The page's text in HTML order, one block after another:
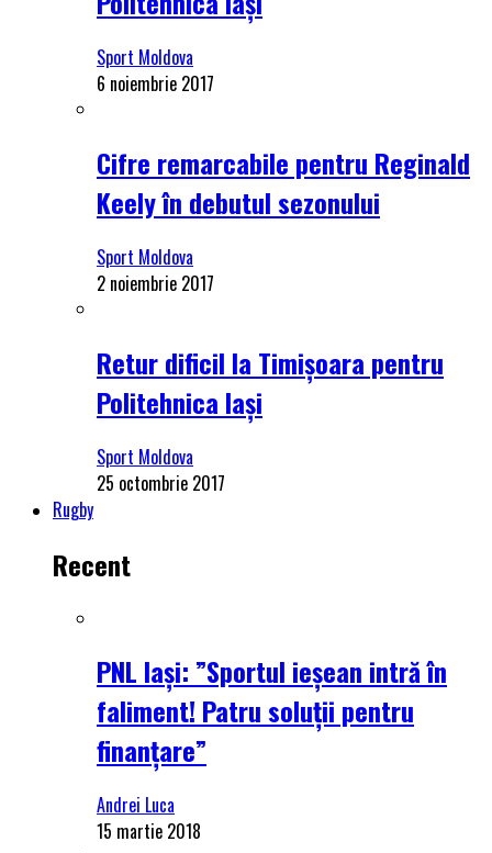
Sport Moldova
6 noiembrie 2017
Cifre remarcabile pentru Reginald
Keely în debutul sezonului
Sport Moldova
2 noiembrie 2017
Retur dificil la Timișoara pentru
Politehnica Iași
Sport Moldova
25 octombrie 2017
Rugby
Recent
PNL Iași: ”Sportul ieșean intră în
faliment! Patru soluții pentru
finanțare”
Andrei Luca
15 martie 2018